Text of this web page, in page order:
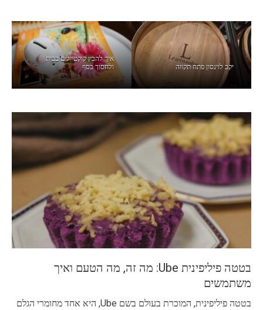
יקב לוינסון פתח תקווה
איך להכין קוקטיילים בבית
ולחסוך כסף
בטטה פיליפינית Ube: מה זה, מה הטעם ואיך
משתמשים
בטטה פיליפינית, המוכרת בעולם בשם Ube, היא אחד מחומרי הגלם